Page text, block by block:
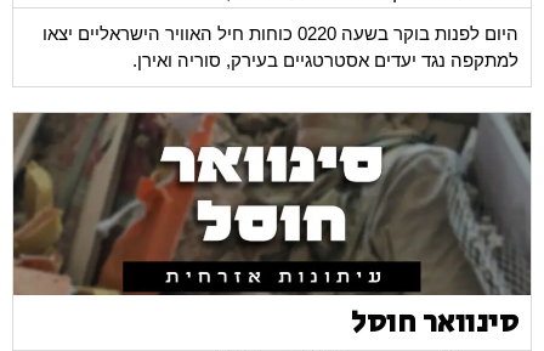
היום לפנות בוקר בשעה 0220 כוחות חיל האוויר הישראליים יצאו
למתקפה נגד יעדים אסטרטגיים בעירק, סוריה ואירן.
סינוואר חוסל